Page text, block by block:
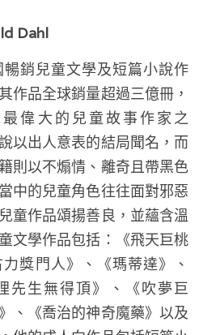
Dahl
銷兒童文學及短篇小說作
作品全球銷量超過三億冊，
偉大的兒童故事作家之
以出人意表的結局聞名，而
則以不煽情、離奇且帶黑色
中的兒童角色往往面對邪惡
童作品頌揚善良，並蘊含溫
文學作品包括：《飛天巨桃
獎門人》、《瑪蒂達》、
先生無得頂》、《吹夢巨
、《喬治的神奇魔藥》以及